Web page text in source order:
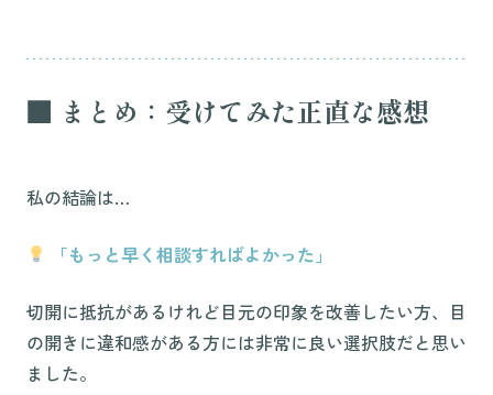
■ まとめ：受けてみた正直な感想
私の結論は…
「もっと早く相談すればよかった」
切開に抵抗があるけれど目元の印象を改善したい方、目
の開きに違和感がある方には非常に良い選択肢だと思い
ました。